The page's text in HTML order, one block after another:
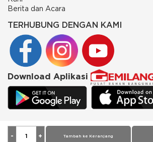
Tambah ke Keranjang
Berita dan Acara
TERHUBUNG DENGAN KAMI
Download Aplikasi
© 2026 PT Putra Gemilang Prima. All